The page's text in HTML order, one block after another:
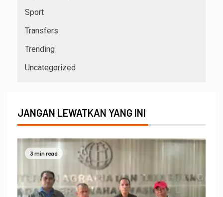
Sport
Transfers
Trending
Uncategorized
JANGAN LEWATKAN YANG INI
3 min read